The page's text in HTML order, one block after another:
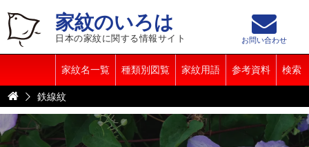
家紋のいろは
日本の家紋に関する情報サイト
家紋名一覧 種類別図覧 家紋用語 参考資料 検索
お問い合わせ
鉄線紋